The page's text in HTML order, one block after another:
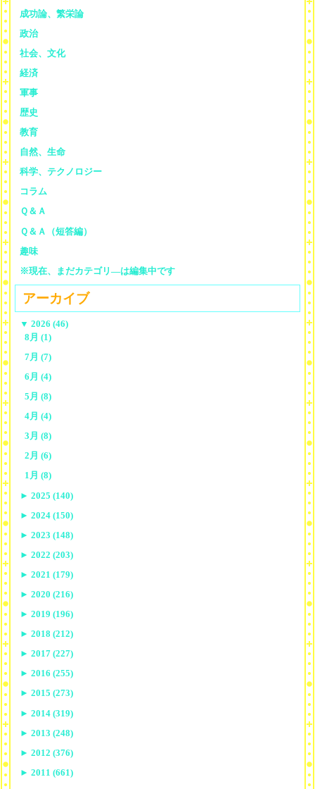
成功論、繁栄論
政治
社会、文化
経済
軍事
歴史
教育
自然、生命
科学、テクノロジー
コラム
Ｑ＆Ａ
Ｑ＆Ａ（短答編）
趣味
※現在、まだカテゴリ—は編集中です
アーカイブ
▼ 2026 (46)
8月 (1)
7月 (7)
6月 (4)
5月 (8)
4月 (4)
3月 (8)
2月 (6)
1月 (8)
► 2025 (140)
► 2024 (150)
► 2023 (148)
► 2022 (203)
► 2021 (179)
► 2020 (216)
► 2019 (196)
► 2018 (212)
► 2017 (227)
► 2016 (255)
► 2015 (273)
► 2014 (319)
► 2013 (248)
► 2012 (376)
► 2011 (661)